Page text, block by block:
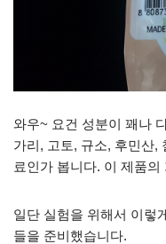
와우~ 요건 성분이 꽤나
가리, 고토, 규소, 후민산,
료인가 봅니다. 이 제품
일단 실험을 위해서 이렇
들을 준비했습니다.